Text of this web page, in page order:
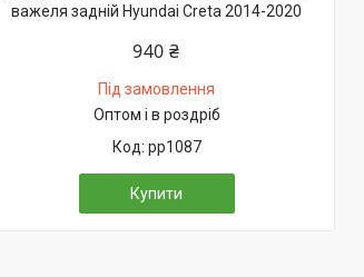
важеля задній Hyundai Creta 2014-2020
940 ₴
Під замовлення
Оптом і в роздріб
pp1087
Купити